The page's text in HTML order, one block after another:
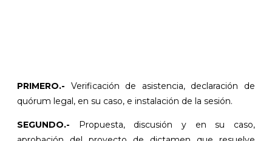
PRIMERO.- Verificación de asistencia, declaración de
quórum legal, en su caso, e instalación de la sesión.
SEGUNDO.- Propuesta, discusión y en su caso,